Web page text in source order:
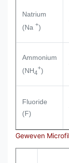
Natrium
(Na +)
Ammonium
(NH4
+)
Fluoride
(F)
Geweven